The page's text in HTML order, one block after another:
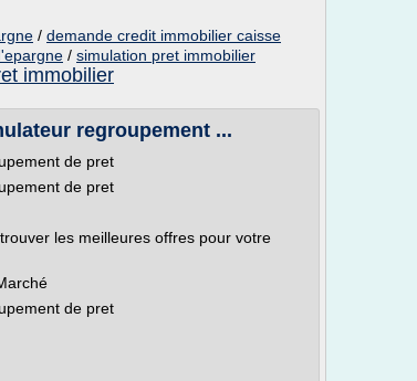
/ demande credit immobilier caisse
/ simulation pret immobilier
immobilier
regroupement ...
de pret
de pret
les meilleures offres pour votre
de pret